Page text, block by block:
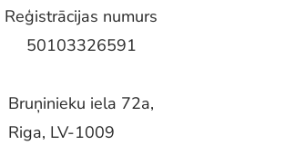
Reģistrācijas numurs
50103326591
Bruņinieku iela 72a,
Riga, LV-1009